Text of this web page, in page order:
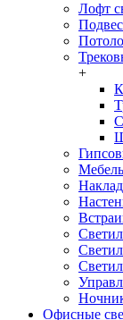
Лофт
+
Офисные